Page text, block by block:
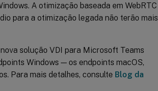
A otimização baseada em WebRTC
para a otimização legada não terão mais
solução VDI para Microsoft Teams
Windows — os endpoints macOS,
Para mais detalhes, consulte Blog da